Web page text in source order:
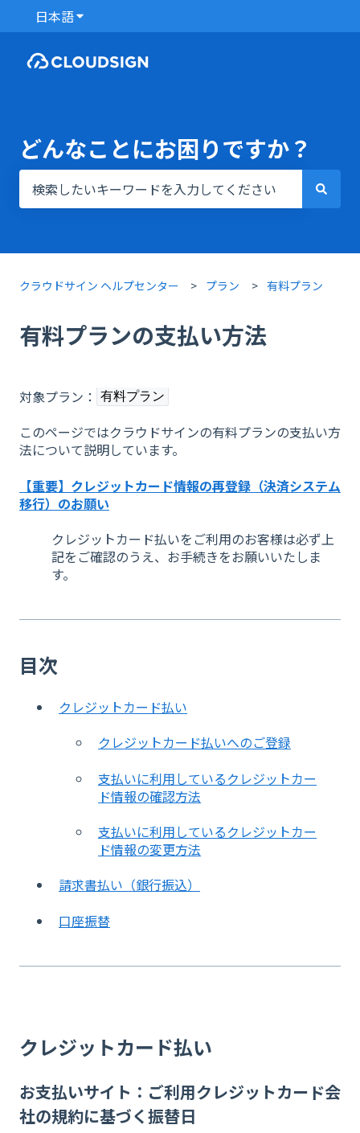
日本語翻訳のサブメニューを表示
どんなことにお困りですか？
クラウドサイン ヘルプセンター プラン 有料プラン
有料プランの支払い方法
対象プラン： 有料プラン
このページではクラウドサインの有料プランの支払い方
法について説明しています。
【重要】クレジットカード情報の再登録（決済システム
移行）のお願い
クレジットカード払いをご利用のお客様は必ず上
記をご確認のうえ、お手続きをお願いいたしま
す。
目次
クレジットカード払い
クレジットカード払いへのご登録
支払いに利用しているクレジットカー
ド情報の確認方法
支払いに利用しているクレジットカー
ド情報の変更方法
請求書払い（銀行振込）
口座振替
クレジットカード払い
お支払いサイト：ご利用クレジットカード会
社の規約に基づく振替日